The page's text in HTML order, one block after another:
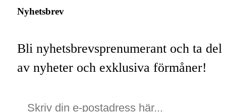
Nyhetsbrev
Bli nyhetsbrevsprenumerant och ta del
av nyheter och exklusiva förmåner!